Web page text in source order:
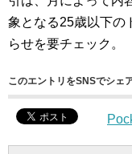
象となる25歳以下の
らせを要チェック。
このエントリをSNSでシェ